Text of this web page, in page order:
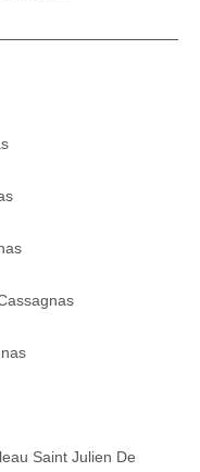
Saint Julien De